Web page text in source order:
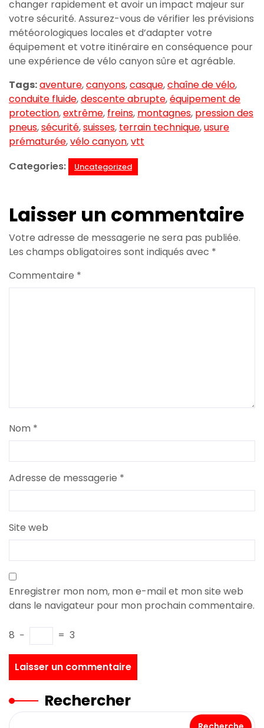
changer rapidement et avoir un impact majeur sur
votre sécurité. Assurez-vous de vérifier les prévisions
météorologiques locales et d’adapter votre
équipement et votre itinéraire en conséquence pour
une expérience de vélo canyon sûre et agréable.
Tags:aventure,canyons,casque,chaîne de vélo,
conduite fluide,descente abrupte,équipement de
protection,extrême, freins, montagnes, pression des
pneus,sécurité,suisses, terrain technique,usure
prématurée,vélo canyon,vtt
Categories:
Uncategorized
Laisser un commentaire
Votre adresse de messagerie ne sera pas publiée.
Les champs obligatoires sont indiqués avec *
Commentaire *
Nom *
Adresse de messagerie *
Site web
Enregistrer mon nom, mon e-mail et mon site web
dans le navigateur pour mon prochain commentaire.
8 − = 3
Rechercher